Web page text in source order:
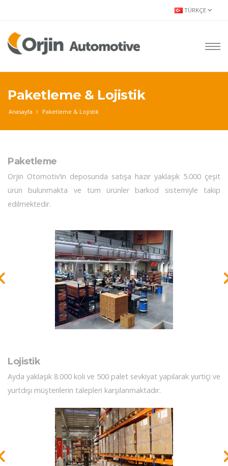
TÜRKÇE
Paketleme & Lojistik
Anasayfa Paketleme & Lojistik
Paketleme
Orjin Otomotiv’in deposunda satışa hazır yaklaşık 5.000 çeşit
ürün bulunmakta ve tüm ürünler barkod sistemiyle takip
edilmektedir.
Lojistik
Ayda yaklaşık 8.000 koli ve 500 palet sevkiyat yapılarak yurtiçi ve
yurtdışı müşterilerin talepleri karşılanmaktadır.